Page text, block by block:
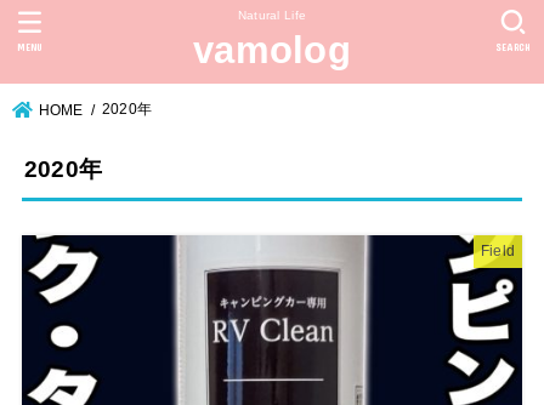
Natural Life
vamolog SEARCH
MENU
HOME 2020年
2020年
Field